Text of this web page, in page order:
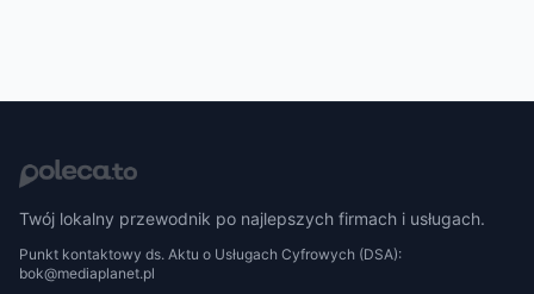
Twój lokalny przewodnik po najlepszych firmach i usługach.
Punkt kontaktowy ds. Aktu o Usługach Cyfrowych (DSA):
bok@mediaplanet.pl